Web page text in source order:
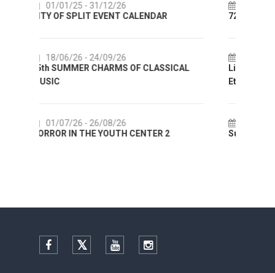
14/07/26
72th SPLIT SUMMER FESTIVAL
18/07/26
Lito po domaću! - promotivna akcija
22/07/26
Summer colours of Split 2026
Facebook TwitterYouTubeInstagram